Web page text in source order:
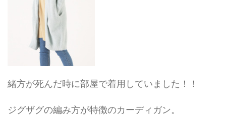
緒方が死んだ時に部屋で着用していました！！
ジグザグの編み方が特徴のカーディガン。